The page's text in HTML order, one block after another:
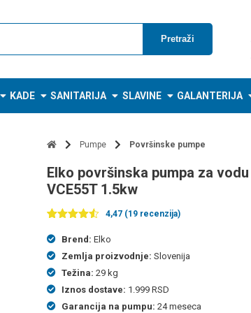
Pretraži
KADE SANITARIJA SLAVINE GALANTERIJA
Pumpe Površinske pumpe
Elko površinska pumpa za vodu mono
VCE55T 1.5kw
4.47od 5
osnovu
ocena
kupaca
4,47 (19 recenzija)
Brend: Elko
Zemlja proizvodnje: Slovenija
Težina: 29 kg
Iznos dostave: 1.999 RSD
Garancija na pumpu: 24 meseca